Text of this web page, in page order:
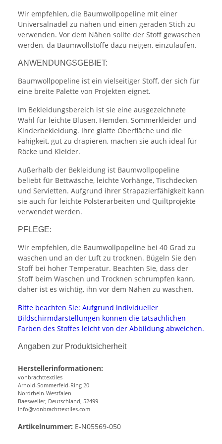
Wir empfehlen, die Baumwollpopeline mit einer
Universalnadel zu nähen und einen geraden Stich zu
verwenden. Vor dem Nähen sollte der Stoff gewaschen
werden, da Baumwollstoffe dazu neigen, einzulaufen.
ANWENDUNGSGEBIET:
Baumwollpopeline ist ein vielseitiger Stoff, der sich für
eine breite Palette von Projekten eignet.
Im Bekleidungsbereich ist sie eine ausgezeichnete
Wahl für leichte Blusen, Hemden, Sommerkleider und
Kinderbekleidung. Ihre glatte Oberfläche und die
Fähigkeit, gut zu drapieren, machen sie auch ideal für
Röcke und Kleider.
Außerhalb der Bekleidung ist Baumwollpopeline
beliebt für Bettwäsche, leichte Vorhänge, Tischdecken
und Servietten. Aufgrund ihrer Strapazierfähigkeit kann
sie auch für leichte Polsterarbeiten und Quiltprojekte
verwendet werden.
PFLEGE:
Wir empfehlen, die Baumwollpopeline bei 40 Grad zu
waschen und an der Luft zu trocknen. Bügeln Sie den
Stoff bei hoher Temperatur. Beachten Sie, dass der
Stoff beim Waschen und Trocknen schrumpfen kann,
daher ist es wichtig, ihn vor dem Nähen zu waschen.
Bitte beachten Sie: Aufgrund individueller
Bildschirmdarstellungen können die tatsächlichen
Farben des Stoffes leicht von der Abbildung abweichen.
Angaben zur Produktsicherheit
Herstellerinformationen:
vonbrachttextiles
Arnold-Sommerfeld-Ring 20
Nordrhein-Westfalen
Baesweiler, Deutschland, 52499
info@vonbrachttextiles.com
Artikelnummer: E-N05569-050